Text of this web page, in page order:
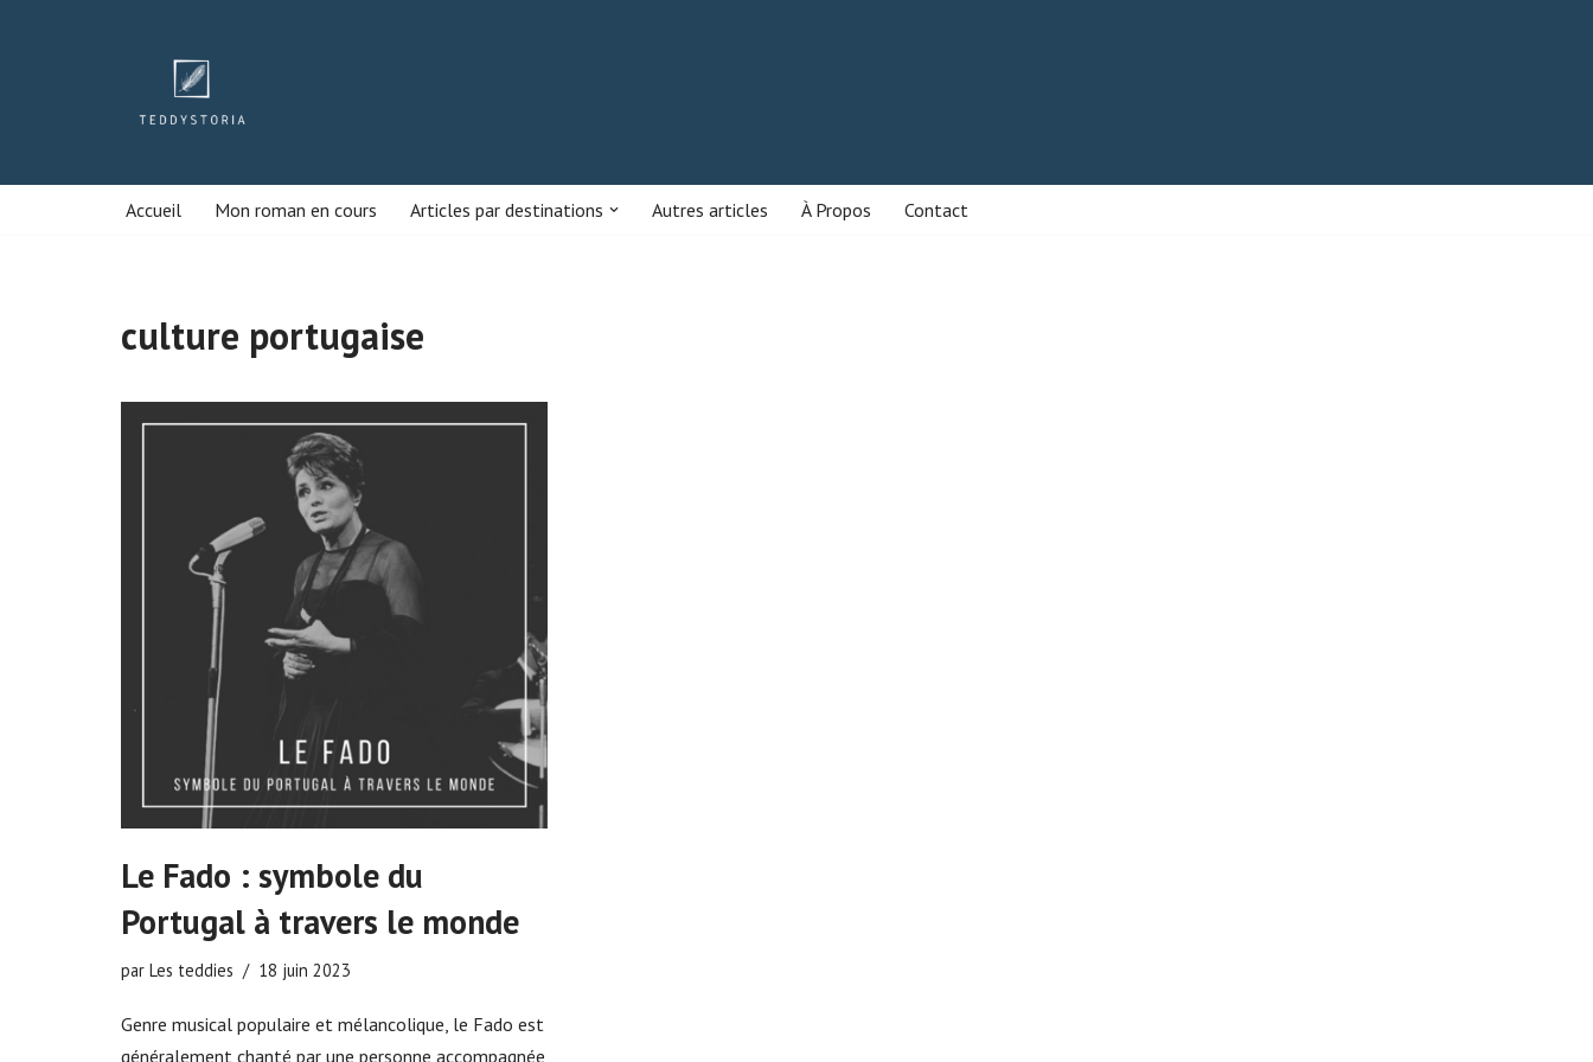
Accueil Mon roman en cours Articles par destinations Autres articles À Propos Contact
culture portugaise
Le Fado : symbole du
Portugal à travers le monde
par Les teddies 18 juin 2023
Genre musical populaire et mélancolique, le Fado est
généralement chanté par une personne accompagnée